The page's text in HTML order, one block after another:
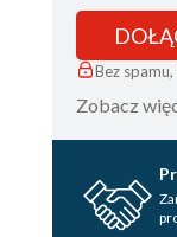
Bez
Zobacz